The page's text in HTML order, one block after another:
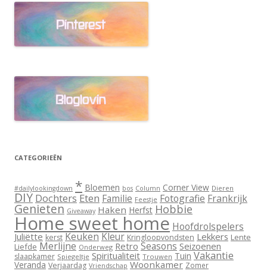
CATEGORIEËN
#dailylookingdown * Bloemen bos Column Corner View Dieren
DIY Dochters Eten Familie Feestje Fotografie Frankrijk
Genieten Giveaway Haken Herfst Hobbie
Home sweet home Hoofdrolspelers
Juliëtte kerst KeukenKleur Kringloopvondsten Lekkers Lente
Liefde Merlijne Onderweg Retro Seasons Seizoenen
slaapkamer Spiegeltje Spiritualiteit Trouwen Tuin Vakantie
Veranda Verjaardag Vriendschap Woonkamer Zomer